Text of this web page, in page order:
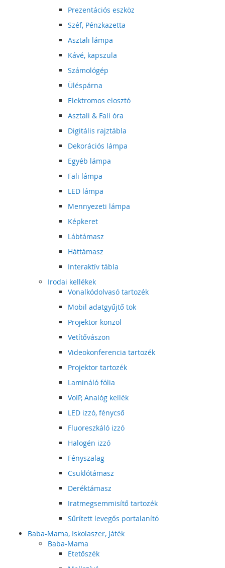
Prezentációs eszköz
Széf, Pénzkazetta
Asztali lámpa
Kávé, kapszula
Számológép
Üléspárna
Elektromos elosztó
Asztali & Fali óra
Digitális rajztábla
Dekorációs lámpa
Egyéb lámpa
Fali lámpa
LED lámpa
Mennyezeti lámpa
Képkeret
Lábtámasz
Háttámasz
Interaktív tábla
Irodai kellékek
Vonalkódolvasó tartozék
Mobil adatgyűjtő tok
Projektor konzol
Vetítővászon
Videokonferencia tartozék
Projektor tartozék
Lamináló fólia
VoIP, Analóg kellék
LED izzó, fénycső
Fluoreszkáló izzó
Halogén izzó
Fényszalag
Csuklótámasz
Deréktámasz
Iratmegsemmisítő tartozék
Sűrített levegős portalanító
Baba-Mama, Iskolaszer, Játék
Baba-Mama
Etetőszék